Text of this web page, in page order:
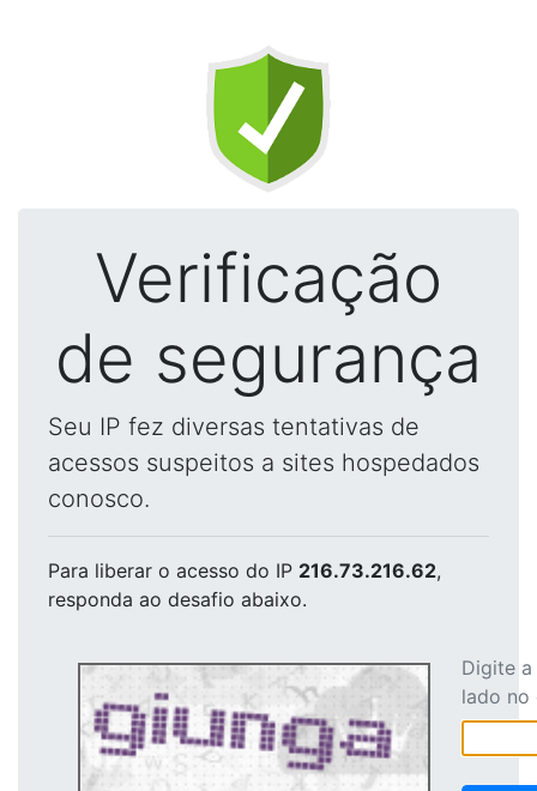
Verificação
de segurança
Seu IP fez diversas tentativas de
acessos suspeitos a sites hospedados
conosco.
Para liberar o acesso do IP 216.73.216.62,
responda ao desafio abaixo.
Digite
lado no